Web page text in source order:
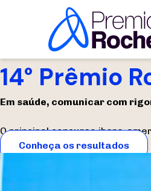
Pular para o conteúdo
14° Prêmio
Em saúde, comunicar com
O principal concurso ibero-
Conheça os resultados